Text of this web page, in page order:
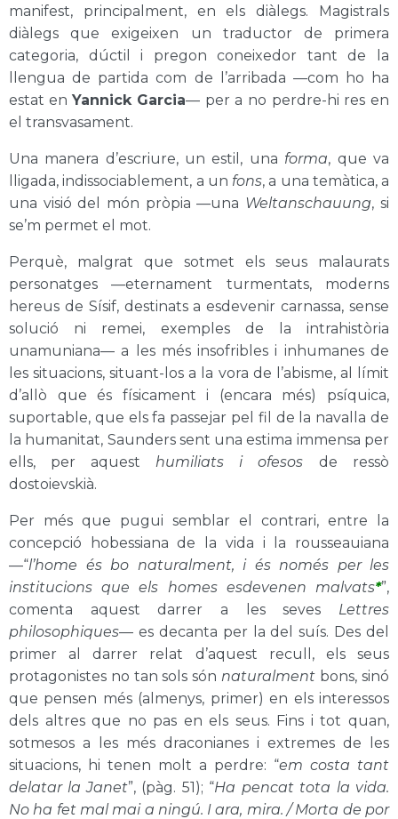
manifest, principalment, en els diàlegs. Magistrals
diàlegs que exigeixen un traductor de primera
categoria, dúctil i pregon coneixedor tant de la
llengua de partida com de l’arribada —com ho ha
estat en Yannick Garcia— per a no perdre-hi res en
el transvasament.
Una manera d’escriure, un estil, una forma, que va
lligada, indissociablement, a un fons, a una temàtica, a
una visió del món pròpia —una Weltanschauung, si
se’m permet el mot.
Perquè, malgrat que sotmet els seus malaurats
personatges —eternament turmentats, moderns
hereus de Sísif, destinats a esdevenir carnassa, sense
solució ni remei, exemples de la intrahistòria
unamuniana— a les més insofribles i inhumanes de
les situacions, situant-los a la vora de l’abisme, al límit
d’allò que és físicament i (encara més) psíquica,
suportable, que els fa passejar pel fil de la navalla de
la humanitat, Saunders sent una estima immensa per
ells, per aquest humiliats i ofesos de ressò
dostoievskià.
Per més que pugui semblar el contrari, entre la
concepció hobessiana de la vida i la rousseauiana
—“l’home és bo naturalment, i és només per les
institucions que els homes esdevenen malvats*”,
comenta aquest darrer a les seves Lettres
philosophiques— es decanta per la del suís. Des del
primer al darrer relat d’aquest recull, els seus
protagonistes no tan sols són naturalment bons, sinó
que pensen més (almenys, primer) en els interessos
dels altres que no pas en els seus. Fins i tot quan,
sotmesos a les més draconianes i extremes de les
situacions, hi tenen molt a perdre: “em costa tant
delatar la Janet”, (pàg. 51); “Ha pencat tota la vida.
No ha fet mal mai a ningú. I ara, mira. / Morta de por